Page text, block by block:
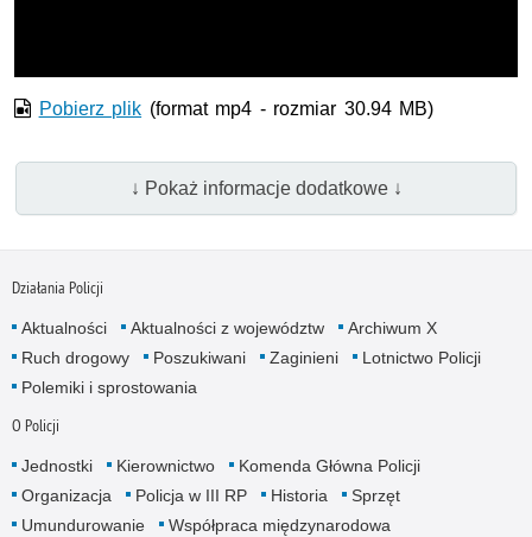
Pobierz plik (format mp4 - rozmiar 30.94 MB)
↓ Pokaż informacje dodatkowe ↓
Działania Policji
Aktualności Aktualności z województw
Archiwum X
Ruch drogowy
Poszukiwani Zaginieni
Lotnictwo Policji
Polemiki i sprostowania
O Policji
Jednostki Kierownictwo
Komenda Główna Policji
Organizacja
Policja w III RP Historia
Sprzęt
Umundurowanie
Współpraca międzynarodowa